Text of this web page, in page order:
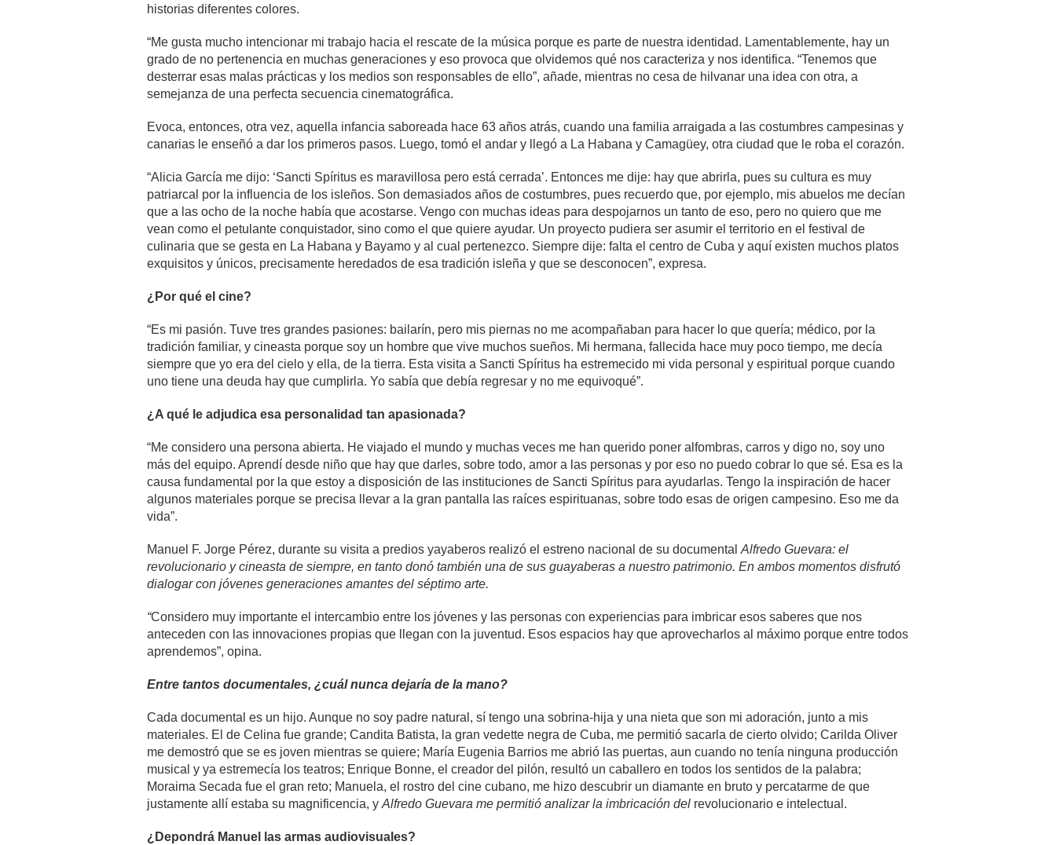
historias diferentes colores.
“Me gusta mucho intencionar mi trabajo hacia el rescate de la música porque es parte de nuestra identidad. Lamentablemente, hay un
grado de no pertenencia en muchas generaciones y eso provoca que olvidemos qué nos caracteriza y nos identifica. “Tenemos que
desterrar esas malas prácticas y los medios son responsables de ello”, añade, mientras no cesa de hilvanar una idea con otra, a
semejanza de una perfecta secuencia cinematográfica.
Evoca, entonces, otra vez, aquella infancia saboreada hace 63 años atrás, cuando una familia arraigada a las costumbres campesinas y
canarias le enseñó a dar los primeros pasos. Luego, tomó el andar y llegó a La Habana y Camagüey, otra ciudad que le roba el corazón.
“Alicia García me dijo: ‘Sancti Spíritus es maravillosa pero está cerrada’. Entonces me dije: hay que abrirla, pues su cultura es muy
patriarcal por la influencia de los isleños. Son demasiados años de costumbres, pues recuerdo que, por ejemplo, mis abuelos me decían
que a las ocho de la noche había que acostarse. Vengo con muchas ideas para despojarnos un tanto de eso, pero no quiero que me
vean como el petulante conquistador, sino como el que quiere ayudar. Un proyecto pudiera ser asumir el territorio en el festival de
culinaria que se gesta en La Habana y Bayamo y al cual pertenezco. Siempre dije: falta el centro de Cuba y aquí existen muchos platos
exquisitos y únicos, precisamente heredados de esa tradición isleña y que se desconocen”, expresa.
¿Por qué el cine?
“Es mi pasión. Tuve tres grandes pasiones: bailarín, pero mis piernas no me acompañaban para hacer lo que quería; médico, por la
tradición familiar, y cineasta porque soy un hombre que vive muchos sueños. Mi hermana, fallecida hace muy poco tiempo, me decía
siempre que yo era del cielo y ella, de la tierra. Esta visita a Sancti Spíritus ha estremecido mi vida personal y espiritual porque cuando
uno tiene una deuda hay que cumplirla. Yo sabía que debía regresar y no me equivoqué”.
¿A qué le adjudica esa personalidad tan apasionada?
“Me considero una persona abierta. He viajado el mundo y muchas veces me han querido poner alfombras, carros y digo no, soy uno
más del equipo. Aprendí desde niño que hay que darles, sobre todo, amor a las personas y por eso no puedo cobrar lo que sé. Esa es la
causa fundamental por la que estoy a disposición de las instituciones de Sancti Spíritus para ayudarlas. Tengo la inspiración de hacer
algunos materiales porque se precisa llevar a la gran pantalla las raíces espirituanas, sobre todo esas de origen campesino. Eso me da
vida”.
Manuel F. Jorge Pérez, durante su visita a predios yayaberos realizó el estreno nacional de su documental Alfredo Guevara: el
revolucionario y cineasta de siempre, en tanto donó también una de sus guayaberas a nuestro patrimonio. En ambos momentos disfrutó
dialogar con jóvenes generaciones amantes del séptimo arte.
“Considero muy importante el intercambio entre los jóvenes y las personas con experiencias para imbricar esos saberes que nos
anteceden con las innovaciones propias que llegan con la juventud. Esos espacios hay que aprovecharlos al máximo porque entre todos
aprendemos”, opina.
Entre tantos documentales, ¿cuál nunca dejaría de la mano?
Cada documental es un hijo. Aunque no soy padre natural, sí tengo una sobrina-hija y una nieta que son mi adoración, junto a mis
materiales. El de Celina fue grande; Candita Batista, la gran vedette negra de Cuba, me permitió sacarla de cierto olvido; Carilda Oliver
me demostró que se es joven mientras se quiere; María Eugenia Barrios me abrió las puertas, aun cuando no tenía ninguna producción
musical y ya estremecía los teatros; Enrique Bonne, el creador del pilón, resultó un caballero en todos los sentidos de la palabra;
Moraima Secada fue el gran reto; Manuela, el rostro del cine cubano, me hizo descubrir un diamante en bruto y percatarme de que
justamente allí estaba su magnificencia, y Alfredo Guevara me permitió analizar la imbricación del revolucionario e intelectual.
¿Depondrá Manuel las armas audiovisuales?